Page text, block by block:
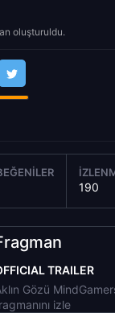
oluşturuldu.
190
TRAILER
Gözü
izle